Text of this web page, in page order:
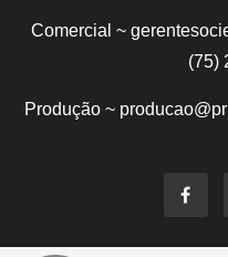
Comercial ~
(75)
Produção ~